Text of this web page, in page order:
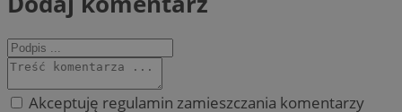
Akceptuję regulamin zamieszczania komentarzy